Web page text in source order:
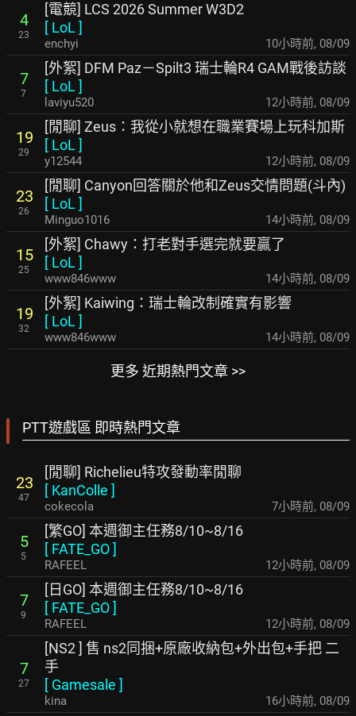
4
23
[電競] LCS 2026 Summer W3D2
[ LoL]
enchyi 10小時前, 08/09
7
7
[外絮] DFM Paz－Spilt3 瑞士輪R4 GAM戰後訪談
[ LoL]
laviyu520 12小時前, 08/09
19
29
[閒聊] Zeus：我從小就想在職業賽場上玩科加斯
[ LoL]
y12544 12小時前, 08/09
23
26
[閒聊] Canyon回答關於他和Zeus交情問題(斗內)
[ LoL]
Minguo1016 14小時前, 08/09
15
25
[外絮] Chawy：打老對手選完就要贏了
[ LoL]
www846www 14小時前, 08/09
19
32
[外絮] Kaiwing：瑞士輪改制確實有影響
[ LoL]
www846www 14小時前, 08/09
更多 近期熱門文章 >>
PTT遊戲區 即時熱門文章
23
47
[閒聊] Richelieu特攻發動率閒聊
[ KanColle ]
cokecola 7小時前, 08/09
5
5
[繁GO] 本週御主任務8/10~8/16
[ FATE_GO]
RAFEEL 12小時前, 08/09
7
9
[日GO] 本週御主任務8/10~8/16
[ FATE_GO]
RAFEEL 12小時前, 08/09
7
27
[NS2 ] 售 ns2同捆+原廠收納包+外出包+手把 二
手
[ Gamesale ]
kina 16小時前, 08/09